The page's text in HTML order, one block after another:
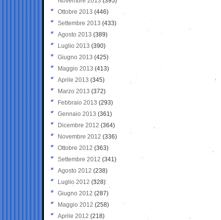
Ottobre 2013 (446)
Settembre 2013 (433)
Agosto 2013 (389)
Luglio 2013 (390)
Giugno 2013 (425)
Maggio 2013 (413)
Aprile 2013 (345)
Marzo 2013 (372)
Febbraio 2013 (293)
Gennaio 2013 (361)
Dicembre 2012 (364)
Novembre 2012 (336)
Ottobre 2012 (363)
Settembre 2012 (341)
Agosto 2012 (238)
Luglio 2012 (328)
Giugno 2012 (287)
Maggio 2012 (258)
Aprile 2012 (218)